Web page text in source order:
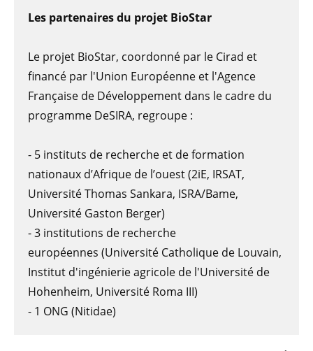
Les partenaires du projet BioStar
Le projet BioStar, coordonné par le Cirad et
financé par l'Union Européenne et l'Agence
Française de Développement dans le cadre du
programme DeSIRA, regroupe :
- 5 instituts de recherche et de formation
nationaux d’Afrique de l’ouest (2iE, IRSAT,
Université Thomas Sankara, ISRA/Bame,
Université Gaston Berger)
- 3 institutions de recherche
européennes (Université Catholique de Louvain,
Institut d'ingénierie agricole de l'Université de
Hohenheim, Université Roma III)
- 1 ONG (Nitidae)